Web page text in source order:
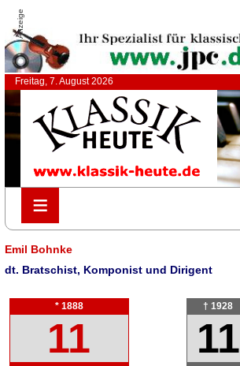
Anzeige
Freitag, 7. August 2026
≡
≡
Emil Bohnke
dt. Bratschist, Komponist und Dirigent
* 1888
11
† 1928
11